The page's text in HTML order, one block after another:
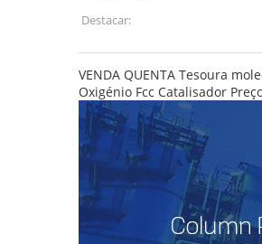
Destacar:
VENDA QUENTA Tesoura
Oxigénio Fcc Catalisador